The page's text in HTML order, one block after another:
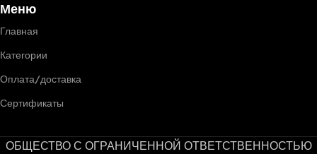
Меню
Главная
Категории
Оплата/доставка
Сертификаты
ОБЩЕСТВО С ОГРАНИЧЕННОЙ ОТВЕТСТВЕННОСТЬЮ